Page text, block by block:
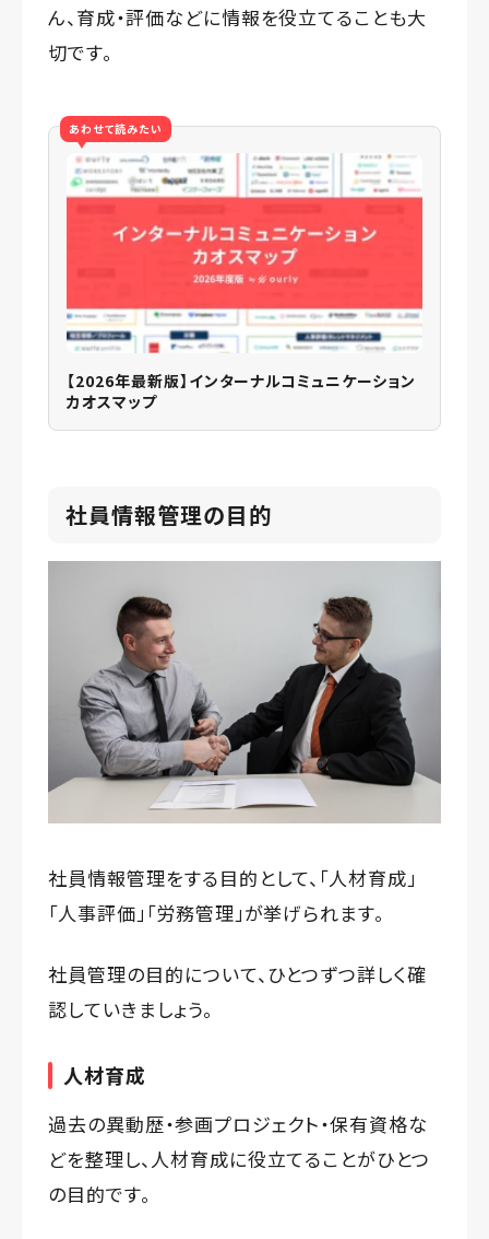
ん、育成・評価などに情報を役立てることも大
切です。
あわせて読みたい
【2026年最新版】インターナルコミュニケーション
カオスマップ
社員情報管理の目的
社員情報管理をする目的として、「人材育成」
「人事評価」「労務管理」が挙げられます。
社員管理の目的について、ひとつずつ詳しく確
認していきましょう。
人材育成
過去の異動歴・参画プロジェクト・保有資格な
どを整理し、人材育成に役立てることがひとつ
の目的です。